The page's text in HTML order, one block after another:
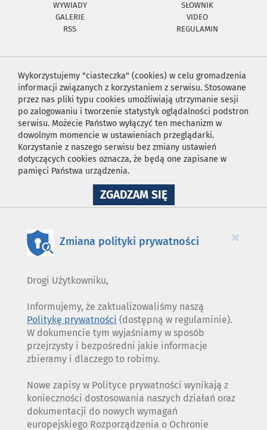
WYWIADY
SŁOWNIK
GALERIE
VIDEO
RSS
REGULAMIN
Wykorzystujemy "ciasteczka" (cookies) w celu gromadzenia
informacji związanych z korzystaniem z serwisu. Stosowane
przez nas pliki typu cookies umożliwiają utrzymanie sesji
po zalogowaniu i tworzenie statystyk oglądalności podstron
serwisu. Możecie Państwo wyłączyć ten mechanizm w
dowolnym momencie w ustawieniach przeglądarki.
Korzystanie z naszego serwisu bez zmiany ustawień
dotyczących cookies oznacza, że będą one zapisane w
pamięci Państwa urządzenia.
ZGADZAM SIĘNA
WYKORZYSTANIE
×
Zmiana polityki prywatności
Drogi Użytkowniku,
Informujemy, że zaktualizowaliśmy naszą
Politykę prywatności (dostępną w regulaminie).
W dokumencie tym wyjaśniamy w sposób
przejrzysty i bezpośredni jakie informacje
zbieramy i dlaczego to robimy.
Nowe zapisy w Polityce prywatności wynikają z
konieczności dostosowania naszych działań oraz
dokumentacji do nowych wymagań
europejskiego Rozporządzenia o Ochronie